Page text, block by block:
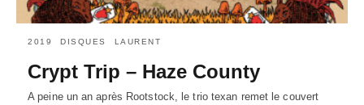
2019 DISQUES LAURENT
Crypt Trip – Haze County
A peine un an après Rootstock, le trio texan remet le couvert